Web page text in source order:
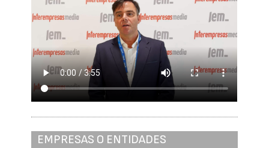
EMPRESAS O ENTIDADES